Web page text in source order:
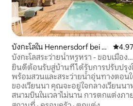
บังกะโลใน Hennersdorf bei W
ien
คะแน
บังกะโลสระว่ายน้ำหรูหรา - ขอบเมือง
เวียนนา
ยินดีต้อนรับสู่บ้านที่ได้รับการปรับปรุง
พร้อมสวนและสระว่ายน้ำอุ่นทางตอน
ของเวียนนา คุณจะอยู่ใจกลางเวียนนา
สนามบินในเวลาไม่นาน การตกแต่งภา